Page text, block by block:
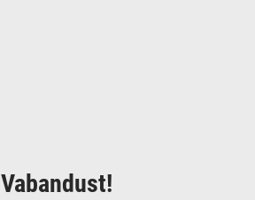
Vabandust!